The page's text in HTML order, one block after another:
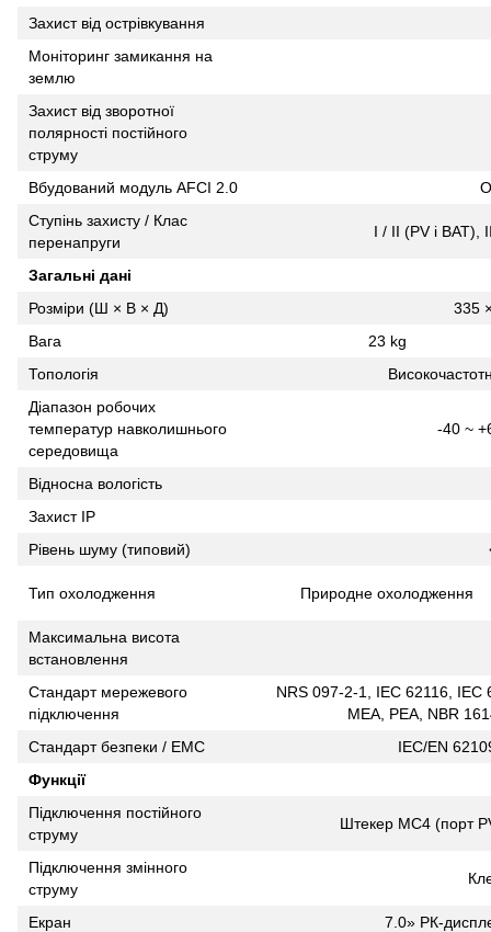
Захист від острівкування
Моніторинг замикання на
землю
Захист від зворотної
полярності постійного
струму
Вбудований модуль AFCI 2.0
Ступінь захисту / Клас
перенапруги
I / II (PV і BAT),
Загальні дані
Розміри (Ш × В × Д)
335
Вага
23 kg
Топологія
Діапазон робочих
температур навколишнього
середовища
-40 ~
Відносна вологість
Захист IP
Рівень шуму (типовий)
Тип охолодження Природне охолодження
Максимальна висота
встановлення
Стандарт мережевого
підключення
NRS 097-2-1, IEC 62116,
MEA, PEA, NBR
Стандарт безпеки / EMC
IEC/EN
Функції
Підключення постійного
струму
Штекер MC4 (порт
Підключення змінного
струму
Екран
7.0» РК-